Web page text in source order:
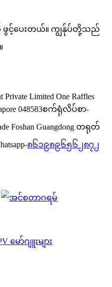
ဖွင့်ပေးတယ်။ ကျွန်ုပ်တို့သည်
Private Limited One Raffles
048583စက်ရုံလိပ်စာ-
Foshan Guangdong တရုတ်
၈၆၁၉၈၉၆၅၆၂၈၇၂
မော်ဂျူးများ